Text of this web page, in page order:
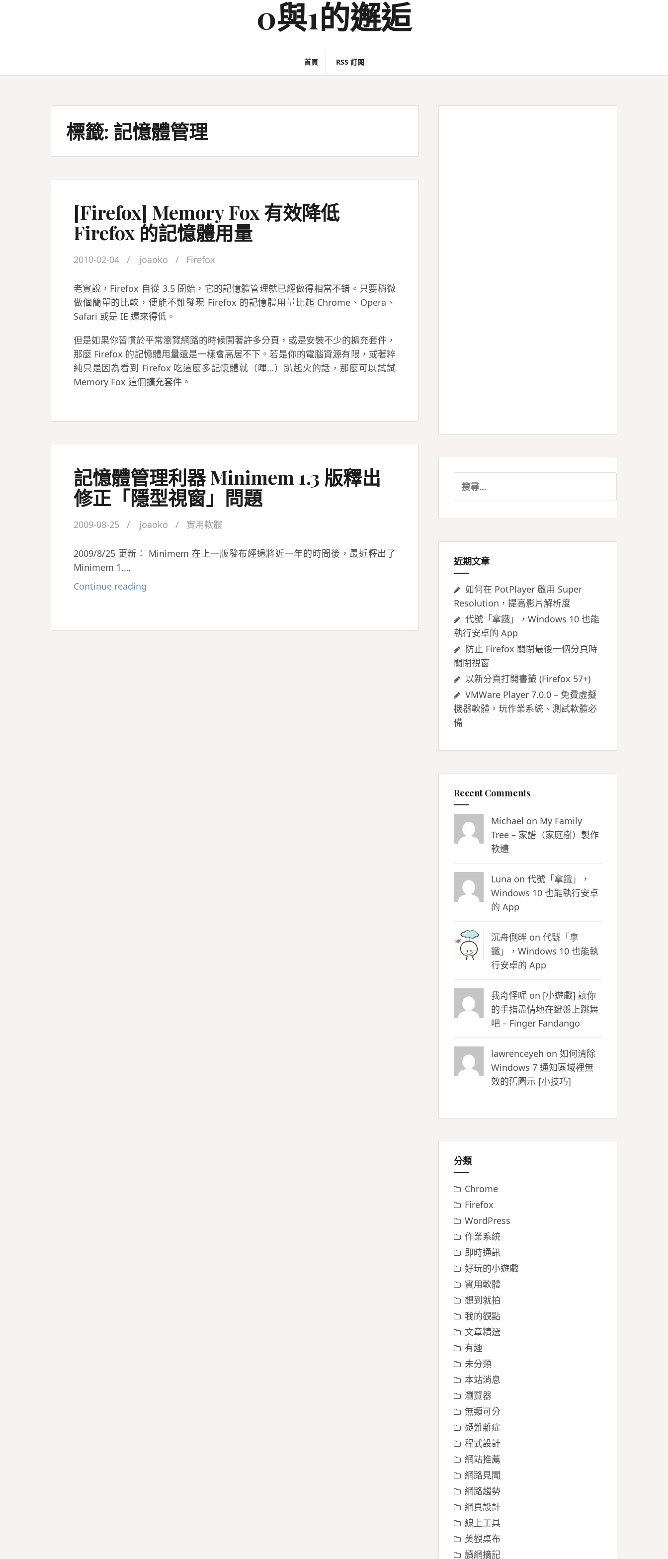
0與1的邂逅
首頁 RSS 訂閱
標籤: 記憶體管理
[Firefox] Memory Fox 有效降低
Firefox 的記憶體用量
2010-02-04 joaoko Firefox
老實說，Firefox 自從 3.5 開始，它的記憶體管理就已經做得相當不錯。只要稍微
做個簡單的比較，便能不難發現 Firefox 的記憶體用量比起 Chrome、Opera、
Safari 或是 IE 還來得低。
但是如果你習慣於平常瀏覽網路的時候開著許多分頁，或是安裝不少的擴充套件，
那麼 Firefox 的記憶體用量還是一樣會高居不下。若是你的電腦資源有限，或著粹
純只是因為看到 Firefox 吃這麼多記憶體就（嗶…）趴起火的話，那麼可以試試
Memory Fox 這個擴充套件。
記憶體管理利器 Minimem 1.3 版釋出
修正「隱型視窗」問題
2009-08-25 joaoko 實用軟體
2009/8/25 更新： Minimem 在上一版發布經過將近一年的時間後，最近釋出了
Minimem 1.…
Continue reading
管
尋
鍵
近期文章
如何在 PotPlayer 啟用 Super
Resolution，提高影片解析度
代號「拿鐵」，Windows 10 也能
執行安卓的 App
防止 Firefox 關閉最後一個分頁時
關閉視窗
以新分頁打開書籤 (Firefox 57+)
VMWare Player 7.0.0 – 免費虛擬
機器軟體，玩作業系統、測試軟體必
備
Recent Comments
Michael on My Family
Tree – 家譜（家庭樹）製作
軟體
Luna on 代號「拿鐵」，
Windows 10 也能執行安卓
的 App
沉舟側畔 on 代號「拿
鐵」，Windows 10 也能執
行安卓的 App
我奇怪呢 on [小遊戲] 讓你
的手指盡情地在鍵盤上跳舞
吧 – Finger Fandango
lawrenceyeh on 如何清除
Windows 7 通知區域裡無
效的舊圖示 [小技巧]
分類
Chrome
Firefox
WordPress
作業系統
即時通訊
好玩的小遊戲
實用軟體
想到就拍
我的觀點
文章精選
有趣
未分類
本站消息
瀏覽器
無類可分
疑難雜症
程式設計
網站推薦
網路見聞
網路趨勢
網頁設計
線上工具
美觀桌布
讀網摘記